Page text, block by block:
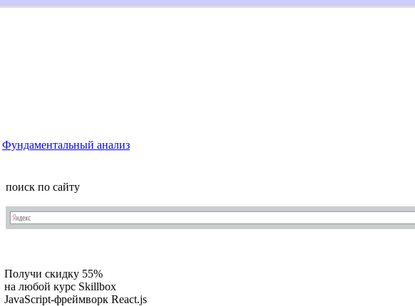
Фундаментальный анализ
поиск по сайту
Получи скидку 55%
на любой курс Skillbox
JavaScript-фреймворк React.js